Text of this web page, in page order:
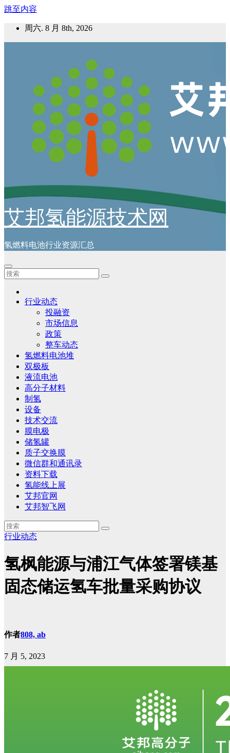
跳至内容
周六. 8 月 8th, 2026
艾邦氢能源技术网
氢燃料电池行业资源汇总
行业动态
投融资
市场信息
政策
整车动态
氢燃料电池堆
双极板
液流电池
高分子材料
制氢
设备
技术交流
膜电极
储氢罐
质子交换膜
微信群和通讯录
资料下载
氢能线上展
艾邦官网
艾邦智飞网
行业动态
氢枫能源与浦江气体签署镁基
固态储运氢车批量采购协议
作者808, ab
7 月 5, 2023